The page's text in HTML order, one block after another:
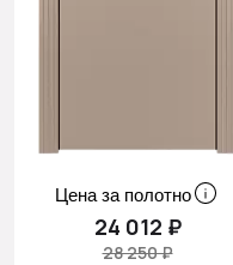
Цена за полотно
24 012 ₽
28 250 ₽